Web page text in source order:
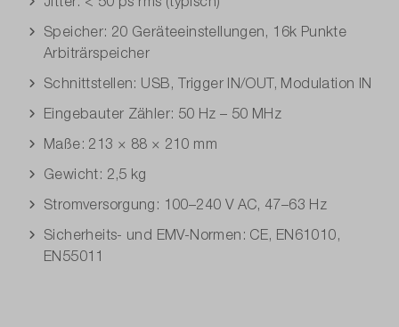
Speicher: 20 Geräteeinstellungen, 16k Punkte
Arbiträrspeicher
Schnittstellen: USB, Trigger IN/OUT, Modulation IN
Eingebauter Zähler: 50 Hz – 50 MHz
Maße: 213 × 88 × 210 mm
Gewicht: 2,5 kg
Stromversorgung: 100–240 V AC, 47–63 Hz
Sicherheits- und EMV-Normen: CE, EN61010,
EN55011